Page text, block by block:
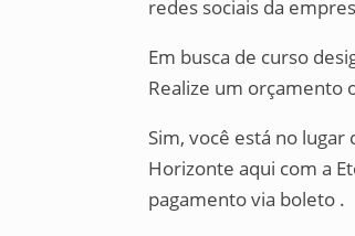
redes sociais da
Em busca de curso
Realize um orçamento
Sim, você está no
Horizonte aqui com a
pagamento via boleto .